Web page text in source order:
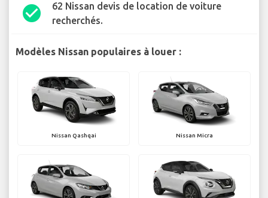
check_circle
62 Nissan devis de location de voiture
recherchés.
Modèles Nissan populaires à louer :
Nissan Qashqai Nissan Micra